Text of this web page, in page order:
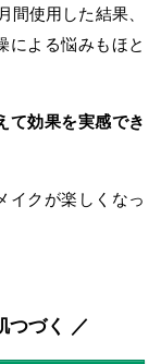
間使用した結果、
による悩みもほと
て効果を実感でき
イクが楽しくなっ
つづく ／